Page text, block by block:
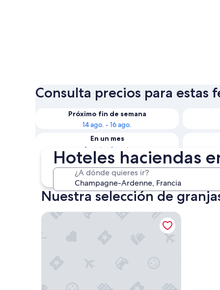
Hoteles haciendas
¿A dónde quieres ir?
Consulta precios para estas
Próximo fin de semana
14 ago. - 16 ago.
En un mes
4 sept. - 6 sept.
Nuestra selección de
La Ferme de Flo'